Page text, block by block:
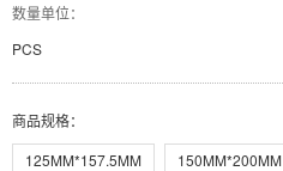
数量单位：
PCS
商品规格：
125MM*157.5MM
150MM*200MM